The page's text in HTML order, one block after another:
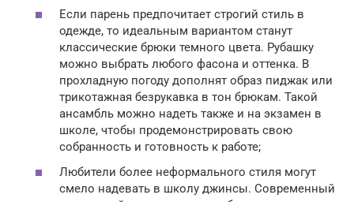
Если парень предпочитает строгий стиль в
одежде, то идеальным вариантом станут
классические брюки темного цвета. Рубашку
можно выбрать любого фасона и оттенка. В
прохладную погоду дополнят образ пиджак или
трикотажная безрукавка в тон брюкам. Такой
ансамбль можно надеть также и на экзамен в
школе, чтобы продемонстрировать свою
собранность и готовность к работе;
Любители более неформального стиля могут
смело надевать в школу джинсы. Современный